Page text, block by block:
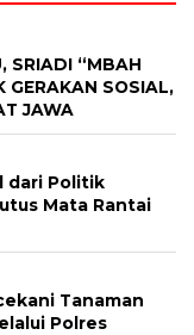
SRIADI “MBAH
GERAKAN SOSIAL,
JAWA
dari Politik
Mata Rantai
Tanaman
Polres